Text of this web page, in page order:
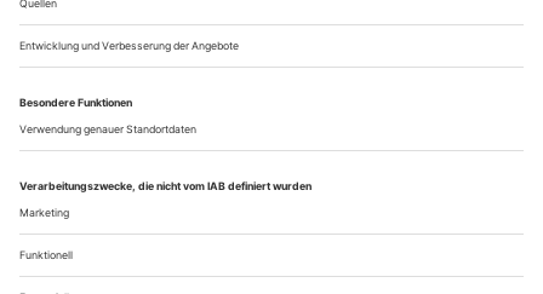
Monica Gillette, Gwen Hsin-Yi Chang, welche Idee steckt hinter
der «Tanztriennale»?
Monica Gillette:Wir machen uns Gedanken darüber, wie wir
so viele Menschen wie möglich zusammenbringen können,
unterschiedliche Teile des Tanzfeldes und das allgemeine
Publikum. Außerdem geht es darum, das Bewusstsein für und
die Lust am Tanz zu stärken sowie die Diversität.
Gwen...
Über uns Kontakt Kritikerumfrage Newsletter